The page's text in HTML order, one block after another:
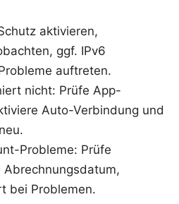
aktivieren,
ggf. IPv6
auftreten.
nicht: Prüfe App-
Auto-Verbindung und
Probleme: Prüfe
bei Problemen.